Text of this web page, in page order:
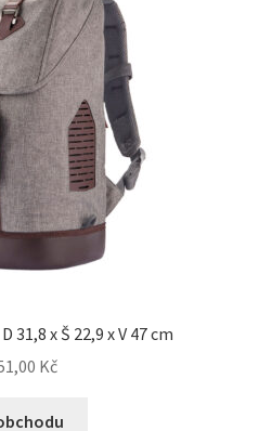
31,8 x Š 22,9 x V 47 cm
Kč